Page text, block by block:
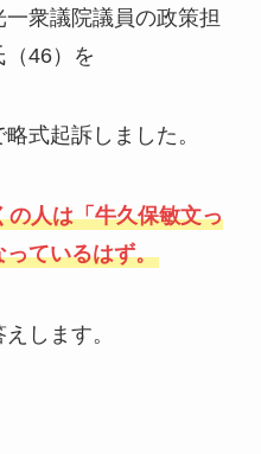
衆議院議員の政策担
46）を
式起訴しました。
の人は「牛久保敏文っ
ているはず。
します。